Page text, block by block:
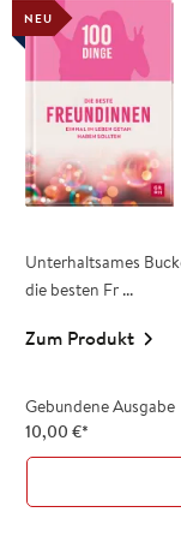
NEU
Unterhaltsames
die besten Fr ...
Zum Produkt
Gebundene Ausgabe
10,00 €*